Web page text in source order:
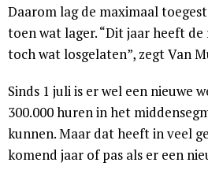
Daarom lag de maximaal
toen wat lager. “Dit jaar heeft
toch wat losgelaten”, zegt Van
Sinds 1 juli is er wel een nieuwe
300.000 huren in het
kunnen. Maar dat heeft in veel
komend jaar of pas als er een